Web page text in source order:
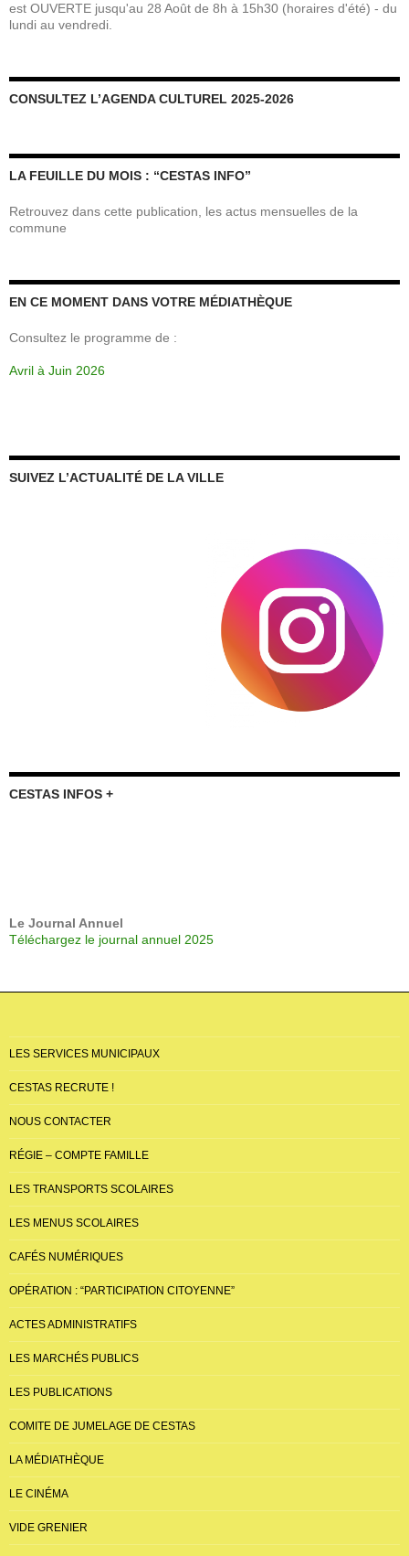
est OUVERTE jusqu'au 28 Août de 8h à 15h30 (horaires d'été) - du
lundi au vendredi.
CONSULTEZ L’AGENDA CULTUREL 2025-2026
LA FEUILLE DU MOIS : “CESTAS INFO”
Retrouvez dans cette publication, les actus mensuelles de la
commune
EN CE MOMENT DANS VOTRE MÉDIATHÈQUE
Consultez le programme de :
Avril à Juin 2026
SUIVEZ L’ACTUALITÉ DE LA VILLE
CESTAS INFOS +
Le Journal Annuel
Téléchargez le journal annuel 2025
LES SERVICES MUNICIPAUX
CESTAS RECRUTE !
NOUS CONTACTER
RÉGIE – COMPTE FAMILLE
LES TRANSPORTS SCOLAIRES
LES MENUS SCOLAIRES
CAFÉS NUMÉRIQUES
OPÉRATION : “PARTICIPATION CITOYENNE”
ACTES ADMINISTRATIFS
LES MARCHÉS PUBLICS
LES PUBLICATIONS
COMITE DE JUMELAGE DE CESTAS
LA MÉDIATHÈQUE
LE CINÉMA
VIDE GRENIER